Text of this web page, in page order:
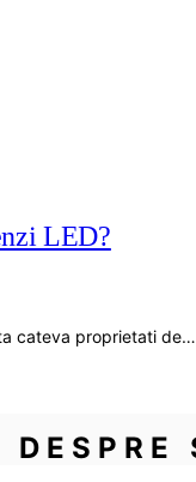
LED?
cateva proprietati de…